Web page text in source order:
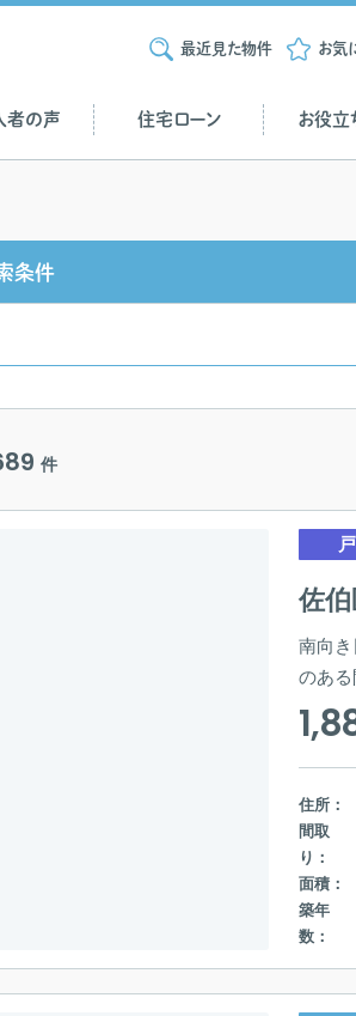
最近見た物件 お気
者の声 住宅ローン お役立
条件
件
佐
南向
のある
住所：
間取
り：
面積：
築年
数：